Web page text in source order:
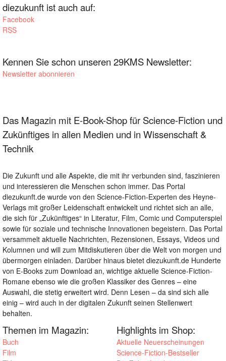
diezukunft ist auch auf:
Facebook
RSS
Kennen Sie schon unseren 29KMS Newsletter:
Newsletter abonnieren
Das Magazin mit E-Book-Shop für Science-Fiction und
Zukünftiges in allen Medien und in Wissenschaft &
Technik
Die Zukunft und alle Aspekte, die mit ihr verbunden sind, faszinieren
und interessieren die Menschen schon immer. Das Portal
diezukunft.de wurde von den Science-Fiction-Experten des Heyne-
Verlags mit großer Leidenschaft entwickelt und richtet sich an alle,
die sich für „Zukünftiges“ in Literatur, Film, Comic und Computerspiel
sowie für soziale und technische Innovationen begeistern. Das Portal
versammelt aktuelle Nachrichten, Rezensionen, Essays, Videos und
Kolumnen und will zum Mitdiskutieren über die Welt von morgen und
übermorgen einladen. Darüber hinaus bietet diezukunft.de Hunderte
von E-Books zum Download an, wichtige aktuelle Science-Fiction-
Romane ebenso wie die großen Klassiker des Genres – eine
Auswahl, die stetig erweitert wird. Denn Lesen – da sind sich alle
einig – wird auch in der digitalen Zukunft seinen Stellenwert
behalten.
Themen im Magazin:
Buch
Film
Highlights im Shop:
Aktuelle Neuerscheinungen
Science-Fiction-Bestseller